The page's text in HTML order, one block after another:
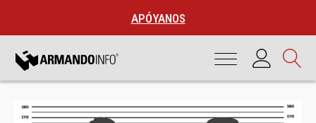
APÓYANOS